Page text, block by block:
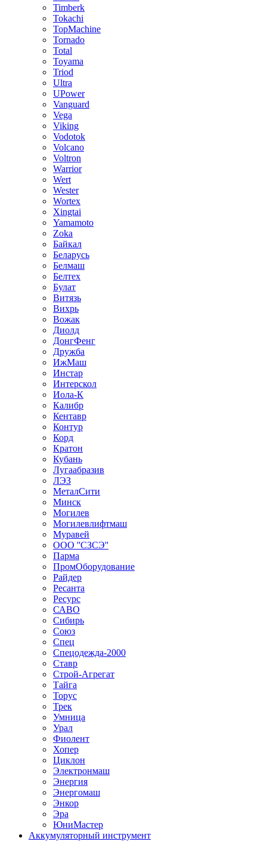
Timberk
Tokachi
TopMachine
Tornado
Total
Toyama
Triod
Ultra
UPower
Vanguard
Vega
Viking
Vodotok
Volcano
Voltron
Warrior
Wert
Wester
Wortex
Xingtai
Yamamoto
Zoka
Байкал
Беларусь
Белмаш
Белтех
Булат
Витязь
Вихрь
Вожак
Диолд
ДонгФенг
Дружба
ИжМаш
Инстар
Интерскол
Иола-К
Калибр
Кентавр
Контур
Корд
Кратон
Кубань
Лугаабразив
ЛЭЗ
МеталСити
Минск
Могилев
Могилевлифтмаш
Муравей
ООО ''СЗСЭ''
Парма
ПромОборудование
Райдер
Ресанта
Ресурс
САВО
Сибирь
Союз
Спец
Спецодежда-2000
Ставр
Строй-Агрегат
Тайга
Торус
Трек
Умница
Урал
Фиолент
Хопер
Циклон
Электронмаш
Энергия
Энергомаш
Энкор
Эра
ЮниМастер
Аккумуляторный инструмент